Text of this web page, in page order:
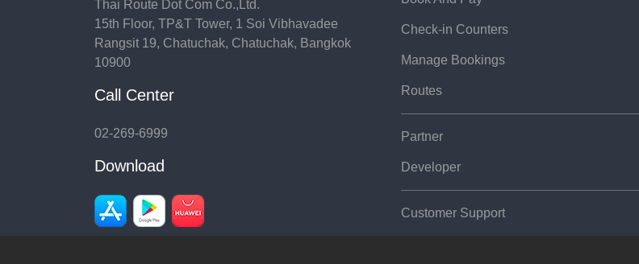
Thai Route Dot Com Co.,Ltd.
15th Floor, TP&T Tower, 1 Soi Vibhavadee
Rangsit 19, Chatuchak, Chatuchak, Bangkok
10900
Call Center
02-269-6999
Download
Check-in Counters
Manage Bookings
Routes
Partner
Developer
Customer Support